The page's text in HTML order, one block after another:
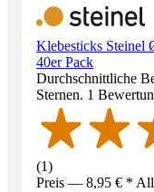
Klebesticks Steinel
40er Pack
Durchschnittliche
Sternen. 1
(1)
Preis — 8,95 € *